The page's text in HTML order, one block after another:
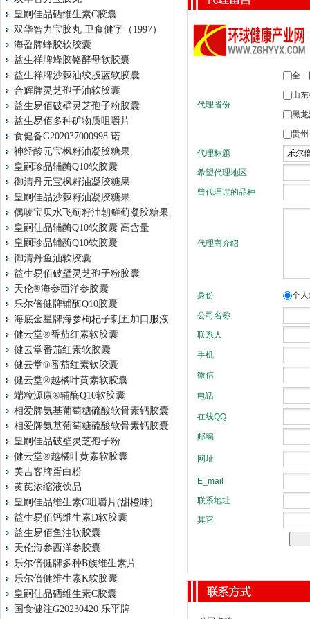
皇嗣佳品硒维生素C胶囊
双华智力宝胶丸 卫食健字（1997）
海盈牌蜂胶软胶囊
益生祥牌蜂胶铬酵母软胶囊
益生祥牌沙棘油绞股蓝软胶囊
合辉牌灵芝孢子油软胶囊
益生易佰破壁灵芝孢子粉胶囊
益生易佰多种矿物质咀嚼片
食健备G202037000998 诺
神经酸元宝枫籽油凝胶糖果
皇嗣珍品辅酶Q10软胶囊
御清丹元宝枫籽油凝胶糖果
皇嗣佳品沙棘籽油凝胶糖果
偶唛宝贝水飞蓟籽油朝鲜蓟凝胶糖果
皇嗣佳品辅酶Q10软胶囊 高含量
皇嗣珍品辅酶Q10软胶囊
御清丹鱼油软胶囊
益生易佰破壁灵芝孢子粉胶囊
天伦®海参西洋参胶囊
乐尔倍健牌辅酶Q10胶囊
海底金星牌海参枸杞子刺五加口服液
健云堂®番茄红素软胶囊
健云堂番茄红素软胶囊
健云堂®番茄红素软胶囊
健云堂®越橘叶黄素软胶囊
端粒源康®辅酶Q10软胶囊
相爱牌氨基葡萄糖硫酸软骨素钙胶囊
相爱牌氨基葡萄糖硫酸软骨素钙胶囊
皇嗣佳品破壁灵芝孢子粉
健云堂®越橘叶黄素软胶囊
美吉客牌蛋白粉
黄芪浓缩液饮品
皇嗣佳品维生素C咀嚼片(甜橙味)
益生易佰钙维生素D软胶囊
益生易佰鱼油软胶囊
天伦海参西洋参胶囊
乐尔倍健牌多种B族维生素片
乐尔倍健维生素K软胶囊
皇嗣佳品硒维生素C胶囊
国食健注G20230420 乐平牌